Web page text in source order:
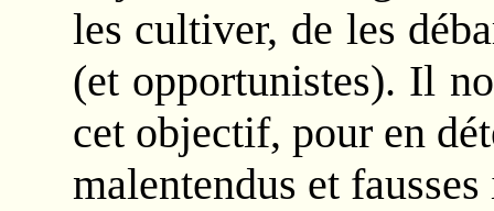
les cultiver, de les
(et opportunistes). Il
cet objectif, pour en
malentendus et